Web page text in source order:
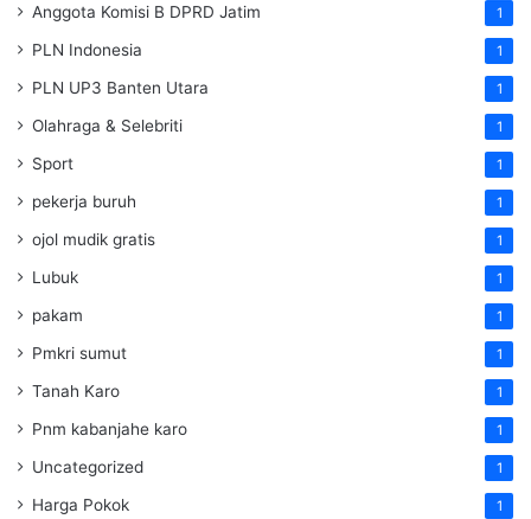
Anggota Komisi B DPRD Jatim 1
PLN Indonesia 1
PLN UP3 Banten Utara 1
Olahraga & Selebriti 1
Sport 1
pekerja buruh 1
ojol mudik gratis 1
Lubuk 1
pakam 1
Pmkri sumut 1
Tanah Karo 1
Pnm kabanjahe karo 1
Uncategorized 1
Harga Pokok 1